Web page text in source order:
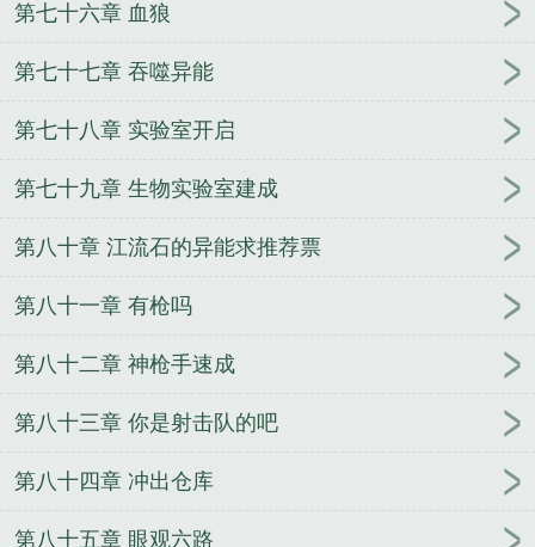
第七十六章 血狼
第七十七章 吞噬异能
第七十八章 实验室开启
第七十九章 生物实验室建成
第八十章 江流石的异能求推荐票
第八十一章 有枪吗
第八十二章 神枪手速成
第八十三章 你是射击队的吧
第八十四章 冲出仓库
第八十五章 眼观六路